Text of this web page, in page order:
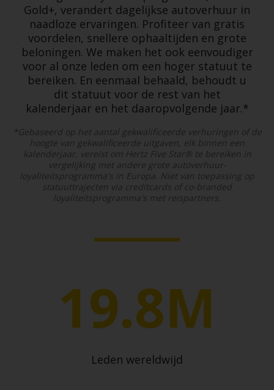
Gold+, verandert dagelijkse autoverhuur in
naadloze ervaringen. Profiteer van gratis
voordelen, snellere ophaaltijden en grote
beloningen. We maken het ook eenvoudiger
voor al onze leden om een hoger statuut te
bereiken. En eenmaal behaald, behoudt u
dit statuut voor de rest van het
kalenderjaar en het daaropvolgende jaar.*
*Gebaseerd op het aantal gekwalificeerde verhuringen of de
hoogte van gekwalificeerde uitgaven, elk binnen een
kalenderjaar, vereist om Hertz Five Star® te bereiken in
vergelijking met andere grote autoverhuur-
loyaliteitsprogramma's in Europa. Niet van toepassing op
statuuttrajecten via creditcards of co-branded
loyaliteitsprogramma's met reispartners.
19.8M
Leden wereldwijd